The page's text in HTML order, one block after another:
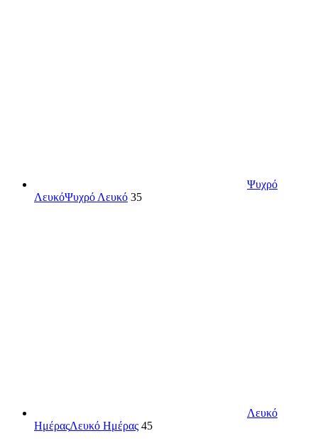
Ψυχρό
ΛευκόΨυχρό Λευκό 35
Λευκό
ΗμέραςΛευκό Ημέρας 45